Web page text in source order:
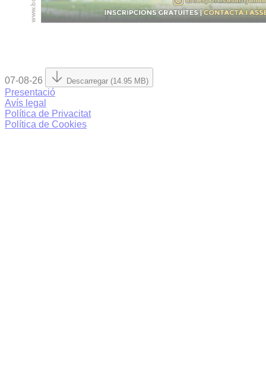
07-08-26 Descarregar (14.95 MB)
Presentació
Avís legal
Política de Privacitat
Política de Cookies